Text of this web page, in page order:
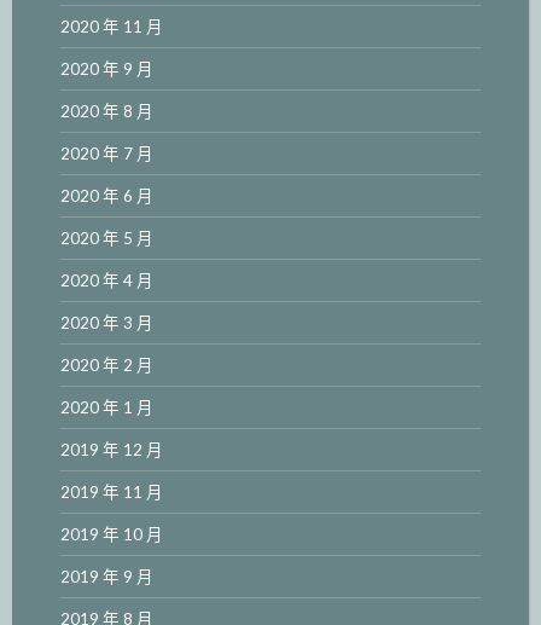
2020 年 11 月
2020 年 9 月
2020 年 8 月
2020 年 7 月
2020 年 6 月
2020 年 5 月
2020 年 4 月
2020 年 3 月
2020 年 2 月
2020 年 1 月
2019 年 12 月
2019 年 11 月
2019 年 10 月
2019 年 9 月
2019 年 8 月